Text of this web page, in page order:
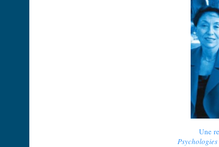
Une